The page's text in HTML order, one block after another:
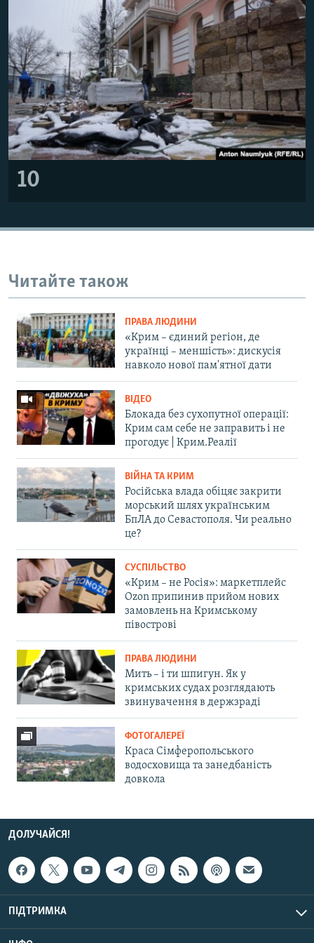
10
Читайте також
ПРАВА ЛЮДИНИ
«Крим – єдиний регіон, де
українці – меншість»: дискусія
навколо нової пам'ятної дати
ВІДЕО
Блокада без сухопутної операції:
Крим сам себе не заправить і не
прогодує | Крим.Реалії
ВІЙНА ТА КРИМ
Російська влада обіцяє закрити
морський шлях українським
БпЛА до Севастополя. Чи реально
це?
СУСПІЛЬСТВО
«Крим – не Росія»: маркетплейс
Ozon припинив прийом нових
замовлень на Кримському
півострові
ПРАВА ЛЮДИНИ
Мить – і ти шпигун. Як у
кримських судах розглядають
звинувачення в держзраді
ФОТОГАЛЕРЕЇ
Краса Сімферопольського
водосховища та занедбаність
довкола
ДОЛУЧАЙСЯ!
ПІДТРИМКА